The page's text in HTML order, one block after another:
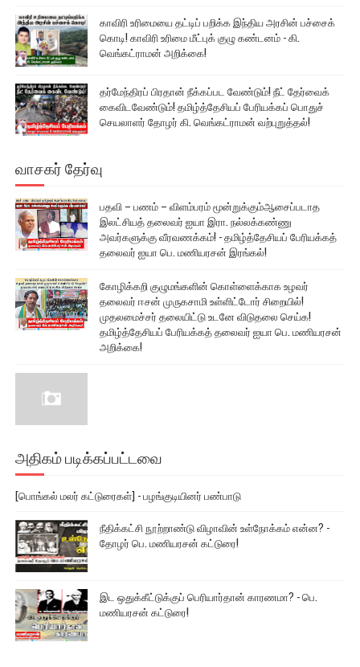
காவிரி உரிமையை தட்டிப் பறிக்க இந்திய அரசின் பச்சைக்
கொடி! காவிரி உரிமை மீட்புக் குழு கண்டனம் - கி.
வெங்கட்ராமன் அறிக்கை!
தர்மேந்திரப் பிரதான் நீக்கப்பட வேண்டும்! நீட் தேர்வைக்
கைவிடவேண்டும்! தமிழ்த்தேசியப் பேரியக்கப் பொதுச்
செயலாளர் தோழர் கி. வெங்கட்ராமன் வற்புறுத்தல்!
வாசகர் தேர்வு
பதவி – பணம் – விளம்பரம் மூன்றுக்கும்ஆசைப்படாத
இலட்சியத் தலைவர் ஐயா இரா. நல்லக்கண்ணு
அவர்களுக்கு வீரவணக்கம்! - தமிழ்த்தேசியப் பேரியக்கத்
தலைவர் ஐயா பெ. மணியரசன் இரங்கல்!
கோழிக்கறி குழுமங்களின் கொள்ளைக்காக உழவர்
தலைவர் ஈசன் முருகசாமி உள்ளிட்டோர் சிறையில்!
முதலமைச்சர் தலையிட்டு உடனே விடுதலை செய்க!
தமிழ்த்தேசியப் பேரியக்கத் தலைவர் ஐயா பெ. மணியரசன்
அறிக்கை!
அதிகம் படிக்கப்பட்டவை
[பொங்கல் மலர் கட்டுரைகள்] - பழங்குடியினர் பண்பாடு
நீதிக்கட்சி நூற்றாண்டு விழாவின் உள்நோக்கம் என்ன? -
தோழர் பெ. மணியரசன் கட்டுரை!
இட ஒதுக்கீட்டுக்குப் பெரியார்தான் காரணமா? - பெ.
மணியரசன் கட்டுரை!